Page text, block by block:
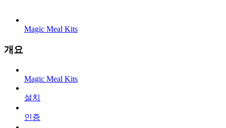
Magic Meal Kits
개요
Magic Meal Kits
설치
인증